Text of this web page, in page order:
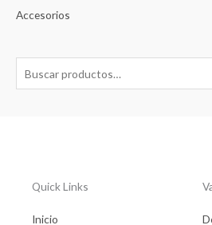
Accesorios
Quick Links
Inicio